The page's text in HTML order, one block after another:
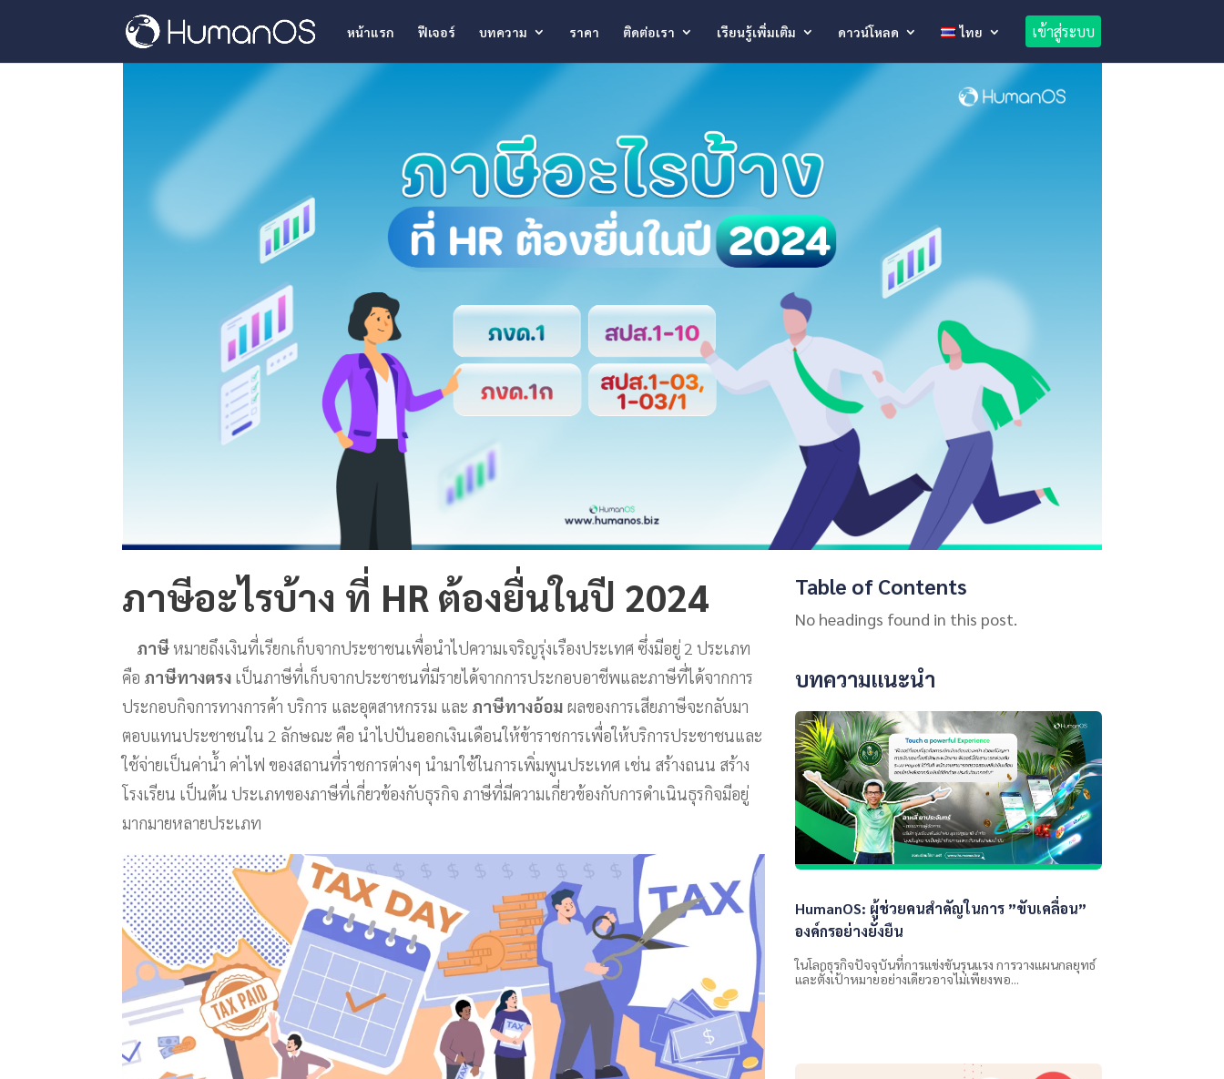
หน้าแรก ฟีเจอร์ บทความ ราคา ติดต่อเรา เรียนรู้เพิ่มเติม ดาวน์โหลด ไทย เข้าสู่ระบบ
ภาษีอะไรบ้าง ที่ HR ต้องยื่นในปี 2024
ภาษี หมายถึงเงินที่เรียกเก็บจากประชาชนเพื่อนำไปความเจริญรุ่งเรืองประเทศ ซึ่งมีอยู่ 2 ประเภท
คือ ภาษีทางตรง เป็นภาษีที่เก็บจากประชาชนที่มีรายได้จากการประกอบอาชีพและภาษีที่ได้จากการ
ประกอบกิจการทางการค้า บริการ และอุตสาหกรรม และ ภาษีทางอ้อม ผลของการเสียภาษีจะกลับมา
ตอบแทนประชาชนใน 2 ลักษณะ คือ นำไปปันออกเงินเดือนให้ข้าราชการเพื่อให้บริการประชาชนและ
ใช้จ่ายเป็นค่าน้ำ ค่าไฟ ของสถานที่ราชการต่างๆ นำมาใช้ในการเพิ่มพูนประเทศ เช่น สร้างถนน สร้าง
โรงเรียน เป็นต้น ประเภทของภาษีที่เกี่ยวข้องกับธุรกิจ ภาษีที่มีความเกี่ยวข้องกับการดำเนินธุรกิจมีอยู่
มากมายหลายประเภท
Table of Contents
No headings found in this post.
บทความแนะนำ
HumanOS: ผู้ช่วยคนสำคัญในการ ”ขับเคลื่อน”
องค์กรอย่างยั่งยืน
ในโลกธุรกิจปัจจุบันที่การแข่งขันรุนแรง การวางแผนกลยุทธ์
และตั้งเป้าหมายอย่างเดียวอาจไม่เพียงพอ...